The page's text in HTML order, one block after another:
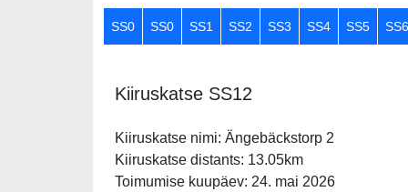
SS0 SS0 SS1 SS2 SS3 SS4 SS5 SS6
Kiiruskatse SS12
Kiiruskatse nimi: Ängebäckstorp 2
Kiiruskatse distants: 13.05km
Toimumise kuupäev: 24. mai 2026